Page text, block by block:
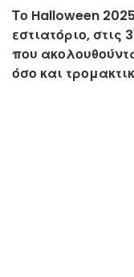
Το Halloween
εστιατόριο, στις
που
όσο και